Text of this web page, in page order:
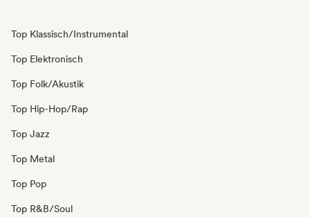
Top Klassisch/Instrumental
Top Elektronisch
Top Folk/Akustik
Top Hip-Hop/Rap
Top Jazz
Top Metal
Top Pop
Top R&B/Soul